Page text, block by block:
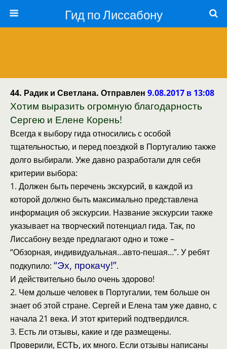
Гид по Лиссабону
44. Радик и Светлана. Отправлен 9.08.2017 в 13:08
Хотим выразить огромную благодарность
Сергею и Елене Корень!
Всегда к выбору гида относились с особой
тщательностью, и перед поездкой в Португалию также
долго выбирали. Уже давно разработали для себя
критерии выбора:
1. Должен быть перечень экскурсий, в каждой из
которой должно быть максимально представлена
информация об экскурсии. Название экскурсии также
указывает на творческий потенциал гида. Так, по
Лиссабону везде предлагают одно и тоже –
“Обзорная, индивидуальная…авто-пешая…”. У ребят
подкупило: “Эх, прокачу!”.
И действительно было очень здорово!
2. Чем дольше человек в Португалии, тем больше он
знает об этой стране. Сергей и Елена там уже давно, с
начала 21 века. И этот критерий подтвердился.
3. Есть ли отзывы, какие и где размещены.
Проверили, ЕСТЬ, их много. Если отзывы написаны